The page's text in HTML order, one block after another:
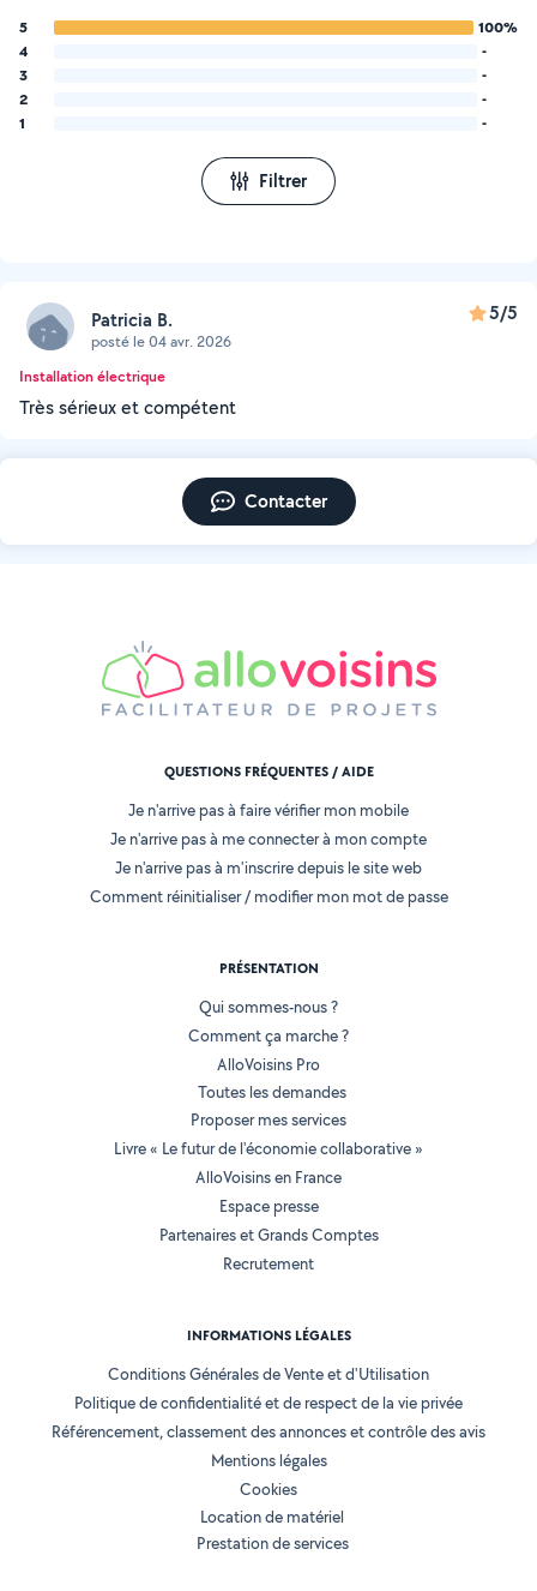
5
100%
4
-
3
-
2
-
1
-
Filtrer
Patricia B.
posté le 04 avr. 2026
5/5
Installation électrique
Très sérieux et compétent
Contacter
QUESTIONS FRÉQUENTES / AIDE
Je n'arrive pas à faire vérifier mon mobile
Je n'arrive pas à me connecter à mon compte
Je n'arrive pas à m'inscrire depuis le site web
Comment réinitialiser / modifier mon mot de passe
PRÉSENTATION
Qui sommes-nous ?
Comment ça marche ?
AlloVoisins Pro
Toutes les demandes
Proposer mes services
Livre « Le futur de l'économie collaborative »
AlloVoisins en France
Espace presse
Partenaires et Grands Comptes
Recrutement
INFORMATIONS LÉGALES
Conditions Générales de Vente et d'Utilisation
Politique de confidentialité et de respect de la vie privée
Référencement, classement des annonces et contrôle des avis
Mentions légales
Cookies
Location de matériel
Prestation de services